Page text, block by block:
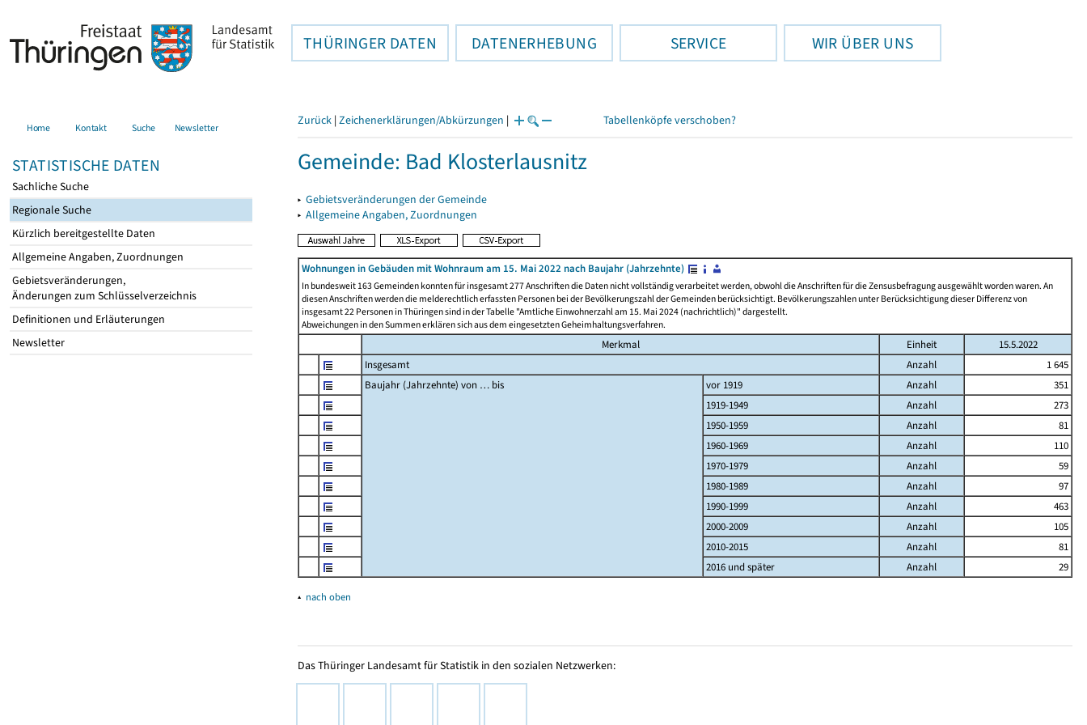
THÜRINGER DATEN DATENERHEBUNG SERVICE WIR ÜBER UNS
Home Kontakt Suche Newsletter
STATISTISCHE DATEN
Sachliche Suche
Regionale Suche
Kürzlich bereitgestellte Daten
Allgemeine Angaben, Zuordnungen
Gebietsveränderungen,
Änderungen zum Schlüsselverzeichnis
Definitionen und Erläuterungen
Newsletter
Zurück | Zeichenerklärungen/Abkürzungen | Tabellenköpfe verschoben?
Gemeinde: Bad Klosterlausnitz
▸ Gebietsveränderungen der Gemeinde
▸ Allgemeine Angaben, Zuordnungen
Wohnungen in Gebäuden mit Wohnraum am 15. Mai 2022 nach Baujahr (Jahrzehnte)
In bundesweit 163 Gemeinden konnten für insgesamt 277 Anschriften die Daten nicht vollständig verarbeitet werden, obwohl die Anschriften für die Zensusbefragung ausgewählt worden waren. An
diesen Anschriften werden die melderechtlich erfassten Personen bei der Bevölkerungszahl der Gemeinden berücksichtigt. Bevölkerungszahlen unter Berücksichtigung dieser Differenz von
insgesamt 22 Personen in Thüringen sind in der Tabelle "Amtliche Einwohnerzahl am 15. Mai 2024 (nachrichtlich)" dargestellt.
Abweichungen in den Summen erklären sich aus dem eingesetzten Geheimhaltungsverfahren.
Merkmal Einheit
15.5.2022
Insgesamt
Anzahl
1 645
Baujahr (Jahrzehnte) von … bis
vor 1919 Anzahl
351
1919-1949
Anzahl
273
1950-1959
Anzahl
81
1960-1969
Anzahl
110
1970-1979
Anzahl
59
1980-1989
Anzahl
97
1990-1999
Anzahl
463
2000-2009
Anzahl
105
2010-2015
Anzahl
81
2016 und später
Anzahl 29
▴ nach oben
Das Thüringer Landesamt für Statistik in den sozialen Netzwerken: